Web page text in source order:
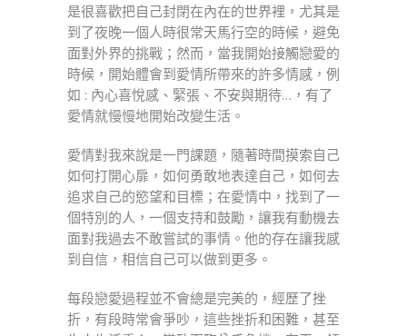
是很喜歡把自己封閉在內在的世界裡，尤其是
到了夜晚一個人時很常天馬行空的時候，避免
面對外界的挑戰；然而，當我開始接觸戀愛的
時候，開始體會到愛情所帶來的許多情感，例
如 : 內心喜悅感、緊張、不安與期待…，有了
愛情就慢慢地開始改變生活。
愛情對我來說是一門課題，隨著時間摸索自己
如何打開心扉，如何勇敢地表達自己，如何去
追求自己的慾望和目標；在愛情中，找到了一
個特別的人，一個支持和鼓勵，讓我有動機去
面對我過去不敢嘗試的事情。他的存在讓我感
到自信，相信自己可以做到更多。
每段戀愛過程並不會總是完美的，經歷了挫
折，有段時常會爭吵，這些挫折和困難，甚至